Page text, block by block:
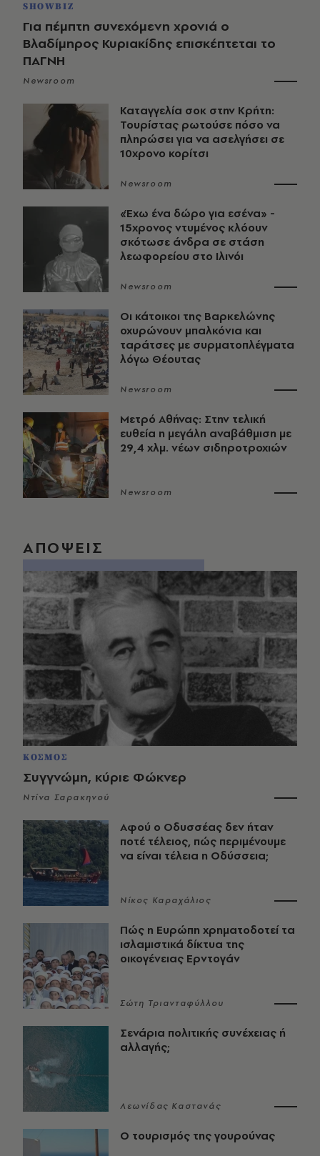
SHOWBIZ
Για πέμπτη συνεχόμενη χρονιά ο
Βλαδίμηρος Κυριακίδης επισκέπτεται το
ΠΑΓΝΗ
Newsroom
Καταγγελία σοκ στην Κρήτη:
Τουρίστας ρωτούσε πόσο να
πληρώσει για να ασελγήσει σε
10χρονο κορίτσι
Newsroom
«Έχω ένα δώρο για εσένα» -
15χρονος ντυμένος κλόουν
σκότωσε άνδρα σε στάση
λεωφορείου στο Ιλινόι
Newsroom
Οι κάτοικοι της Βαρκελώνης
οχυρώνουν μπαλκόνια και
ταράτσες με συρματοπλέγματα
λόγω Θέουτας
Newsroom
Μετρό Αθήνας: Στην τελική
ευθεία η μεγάλη αναβάθμιση με
29,4 χλμ. νέων σιδηροτροχιών
Newsroom
ΑΠΟΨΕΙΣ
ΚΟΣΜΟΣ
Συγγνώμη, κύριε Φώκνερ
Ντίνα Σαρακηνού
Αφού ο Οδυσσέας δεν ήταν
ποτέ τέλειος, πώς περιμένουμε
να είναι τέλεια η Οδύσσεια;
Νίκος Καραχάλιος
Πώς η Ευρώπη χρηματοδοτεί τα
ισλαμιστικά δίκτυα της
οικογένειας Ερντογάν
Σώτη Τριανταφύλλου
Σενάρια πολιτικής συνέχειας ή
αλλαγής;
Λεωνίδας Καστανάς
Ο τουρισμός της γουρούνας